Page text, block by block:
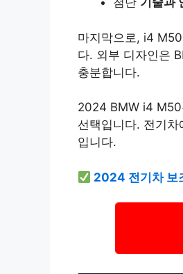
마지막으로, i4
다. 외부 디자인은
충분합니다.
2024 BMW i4 M50
선택입니다. 전기
입니다.
2024 전기차 보